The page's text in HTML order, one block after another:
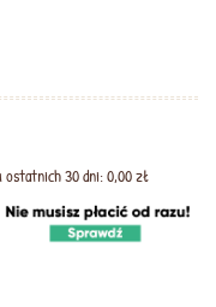
ostatnich 30 dni: 0,00 zł